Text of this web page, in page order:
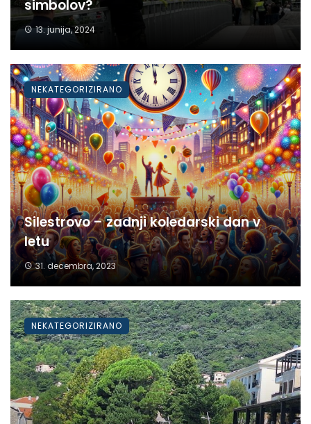
simbolov?
13. junija, 2024
Silestrovo – zadnji koledarski dan v
letu
31. decembra, 2023
NEKATEGORIZIRANO
NEKATEGORIZIRANO